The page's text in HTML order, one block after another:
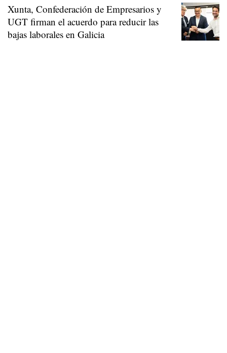
Xunta, Confederación de Empresarios y
UGT firman el acuerdo para reducir las
bajas laborales en Galicia